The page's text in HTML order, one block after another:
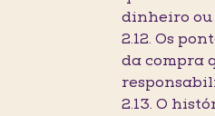
dinheiro ou
2.12. Os
da compra
2.13. O